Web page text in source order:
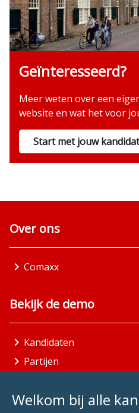
Geïnteresseerd?
Meer weten over een
website en wat het voor
Start met jouw
Welkom bij alle
Over ons
Comaxx
Bekijk de demo
Kandidaten
Partijen
Aandachtsgebieden